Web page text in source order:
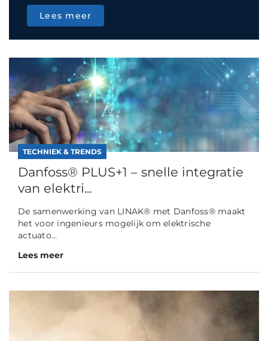
Lees meer
TECHNIEK & TRENDS
Danfoss® PLUS+1 – snelle integratie
van elektri...
De samenwerking van LINAK® met Danfoss® maakt
het voor ingenieurs mogelijk om elektrische
actuato...
Lees meer